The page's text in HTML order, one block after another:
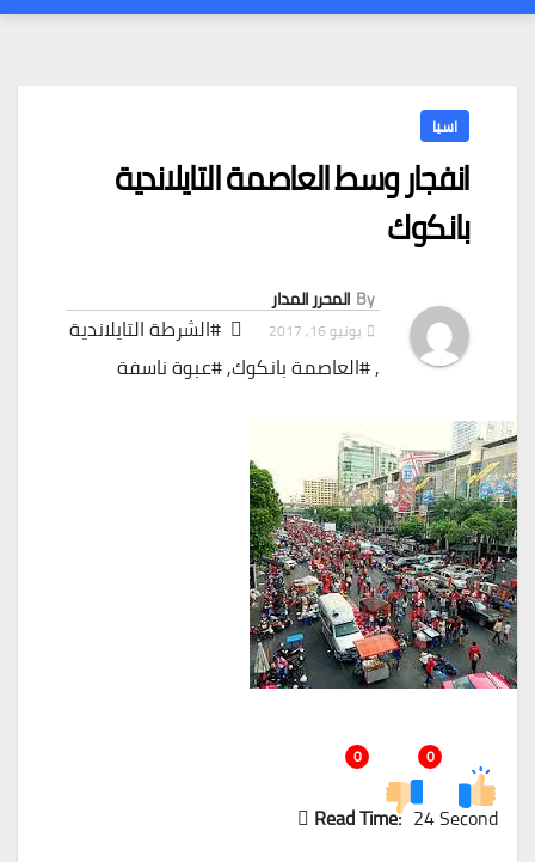
اسيا
انفجار وسط العاصمة التايلاندية
بانكوك
By المحرر المدار
يونيو 16, 2017
#الشرطة التايلاندية
,#العاصمة بانكوك,#عبوة ناسفة
0
0
Read Time: 24 Second